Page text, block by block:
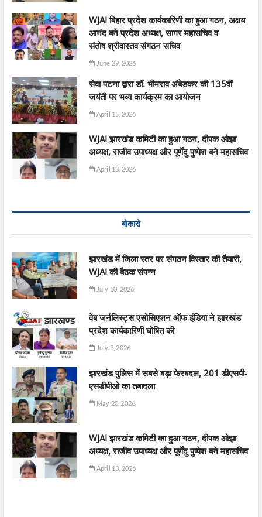
WJAI बिहार प्रदेश कार्यकारिणी का हुआ गठन, अक्षय
आनंद बने प्रदेश अध्यक्ष, सागर महासचिव व
संतोष श्रीवास्तव संगठन सचिव
June 29, 2026
सेवा पटना द्वारा डॉ. भीमराव अंबेडकर की 135वीं
जयंती पर भव्य कार्यक्रम का आयोजन
April 15, 2026
WJAI झारखंड कमिटी का हुआ गठन, दीपक ओझा
अध्यक्ष, राजीव उपाध्यक्ष और पूर्णेंदु पुष्पेश बने महासचिव
April 13, 2026
बोकारो
झारखंड में जिला स्तर पर संगठन विस्तार की तैयारी,
WJAI की बैठक संपन्न
July 10, 2026
वेब जर्नलिस्ट्स एसोसिएशन ऑफ इंडिया ने झारखंड
प्रदेश कार्यकारिणी घोषित की
July 3, 2026
झारखंड पुलिस में सबसे बड़ा फेरबदल, 201 डीएसपी-
एसडीपीओ का तबादला
May 20, 2026
WJAI झारखंड कमिटी का हुआ गठन, दीपक ओझा
अध्यक्ष, राजीव उपाध्यक्ष और पूर्णेंदु पुष्पेश बने महासचिव
April 13, 2026